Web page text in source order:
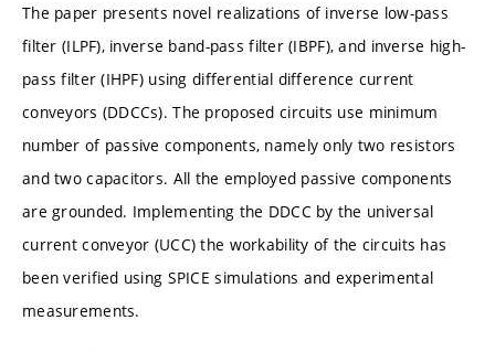
The paper presents novel realizations of inverse low-pass
filter (ILPF), inverse band-pass filter (IBPF), and inverse high-
pass filter (IHPF) using differential difference current
conveyors (DDCCs). The proposed circuits use minimum
number of passive components, namely only two resistors
and two capacitors. All the employed passive components
are grounded. Implementing the DDCC by the universal
current conveyor (UCC) the workability of the circuits has
been verified using SPICE simulations and experimental
measurements.